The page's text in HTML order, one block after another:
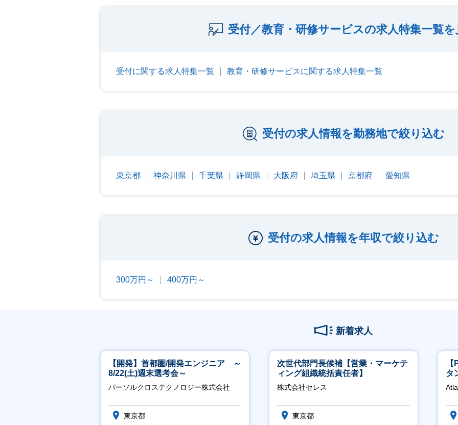
受付／教育・研修サービスの求人特集一覧
受付に関する求人特集一覧 教育・研修サービスに関する求人特集一覧
受付の求人情報を勤務地で絞り込む
東京都 神奈川県 千葉県 静岡県 大阪府 埼玉県 京都府 愛知県
受付の求人情報を年収で絞り込む
300万円～ 400万円～
新着求人
【開発】首都圏/開発エンジニア ～
8/22(土)週末選考会～
パーソルクロステクノロジー株式会社
東京都
次世代部門長候補【営業・マーケテ
ィング組織統括責任者】
株式会社セレス
東京都
タ
領